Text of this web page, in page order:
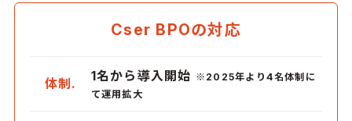
Cser BPOの対応
体制.
1名から導入開始 ※2025年より4名体制に
て運用拡大